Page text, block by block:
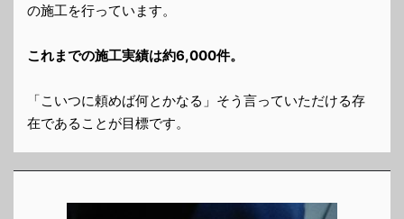
の施工を行っています。
これまでの施工実績は約6,000件。
「こいつに頼めば何とかなる」そう言っていただける存
在であることが目標です。